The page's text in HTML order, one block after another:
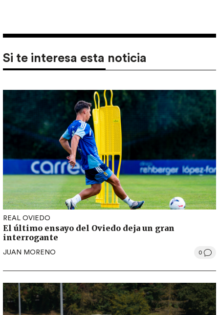
Si te interesa esta noticia
REAL OVIEDO
El último ensayo del Oviedo deja un gran
interrogante
JUAN MORENO 0